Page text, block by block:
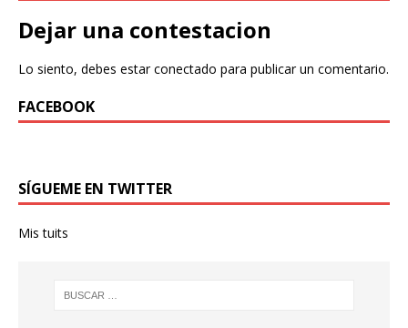
Dejar una contestacion
Lo siento, debes estarconectado para publicar un comentario.
FACEBOOK
SÍGUEME EN TWITTER
Mis tuits